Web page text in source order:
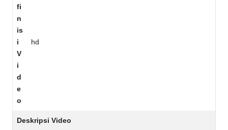
fi
n
is
i
V
i
d
e
o
hd
Deskripsi Video